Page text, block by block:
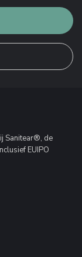
Sanitear®, de
EUIPO